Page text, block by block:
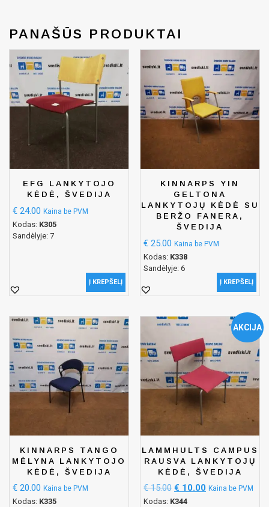
PANAŠŪS PRODUKTAI
EFG LANKYTOJO
KĖDĖ, ŠVEDIJA
€ 24.00 Kaina be PVM
Kodas: K305
Sandėlyje: 7
Į KREPŠELĮ
KINNARPS YIN
GELTONA
LANKYTOJŲ KĖDĖ SU
BERŽO FANERA,
ŠVEDIJA
€ 25.00 Kaina be PVM
Kodas: K338
Sandėlyje: 6
Į KREPŠELĮ
KINNARPS TANGO
MĖLYNA LANKYTOJO
KĖDĖ, ŠVEDIJA
€ 20.00 Kaina be PVM
Kodas: K335
AKCIJA
LAMMHULTS CAMPUS
RAUSVA LANKYTOJŲ
KĖDĖ, ŠVEDIJA
€15.00 € 10.00 Kaina be PVM
Kodas: K344